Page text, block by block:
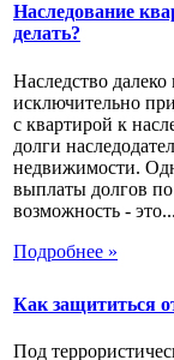
Наследование
делать?
Наследство
исключительно
с квартирой к
долги
недвижимости.
выплаты долгов
возможность - это...
Подробнее »
Как защититься
Под